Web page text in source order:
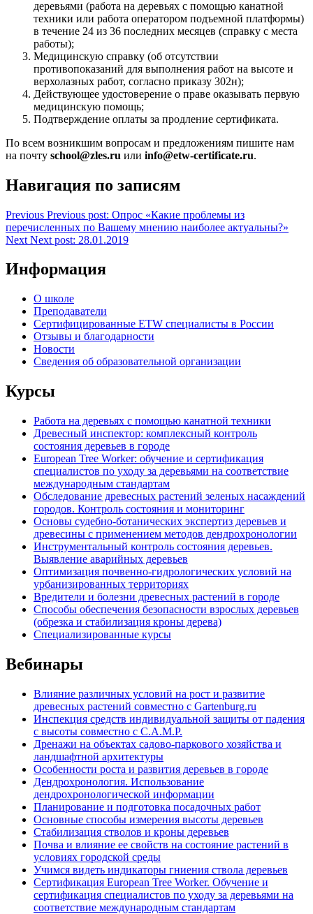
деревьями (работа на деревьях с помощью канатной
техники или работа оператором подъемной платформы)
в течение 24 из 36 последних месяцев (справку с места
работы);
Медицинскую справку (об отсутствии
противопоказаний для выполнения работ на высоте и
верхолазных работ, согласно приказу 302н);
Действующее удостоверение о праве оказывать первую
медицинскую помощь;
Подтверждение оплаты за продление сертификата.
По всем возникшим вопросам и предложениям пишите нам
на почту school@zles.ru или info@etw-certificate.ru.
Навигация по записям
Previous Previous post: Опрос «Какие проблемы из
перечисленных по Вашему мнению наиболее актуальны?»
Next Next post: 28.01.2019
Информация
О школе
Преподаватели
Сертифицированные ETW специалисты в России
Отзывы и благодарности
Новости
Сведения об образовательной организации
Курсы
Работа на деревьях с помощью канатной техники
Древесный инспектор: комплексный контроль
состояния деревьев в городе
European Tree Worker: обучение и сертификация
специалистов по уходу за деревьями на соответствие
международным стандартам
Обследование древесных растений зеленых насаждений
городов. Контроль состояния и мониторинг
Основы судебно-ботанических экспертиз деревьев и
древесины с применением методов дендрохронологии
Инструментальный контроль состояния деревьев.
Выявление аварийных деревьев
Оптимизация почвенно-гидрологических условий на
урбанизированных территориях
Вредители и болезни древесных растений в городе
Способы обеспечения безопасности взрослых деревьев
(обрезка и стабилизация кроны дерева)
Специализированные курсы
Вебинары
Влияние различных условий на рост и развитие
древесных растений совместно с Gartenburg.ru
Инспекция средств индивидуальной защиты от падения
с высоты совместно с C.A.M.P.
Дренажи на объектах садово-паркового хозяйства и
ландшафтной архитектуры
Особенности роста и развития деревьев в городе
Дендрохронология. Использование
дендрохронологической информации
Планирование и подготовка посадочных работ
Основные способы измерения высоты деревьев
Стабилизация стволов и кроны деревьев
Почва и влияние ее свойств на состояние растений в
условиях городской среды
Учимся видеть индикаторы гниения ствола деревьев
Сертификация European Tree Worker. Обучение и
сертификация специалистов по уходу за деревьями на
соответствие международным стандартам